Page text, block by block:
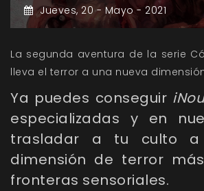
Jueves, 20 - Mayo - 2021
La segunda aventura de la serie
lleva el terror a una nueva
Ya puedes conseguir
especializadas y en
trasladar a tu culto a
dimensión de terror
fronteras sensoriales.